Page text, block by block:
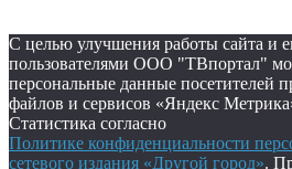
С целью улучшения работы сайта и
пользователями ООО "ТВпортал"
персональные данные посетителей
файлов и сервисов «Яндекс
Статистика согласно
Политике конфиденциальности
сетевого издания «Другой город».